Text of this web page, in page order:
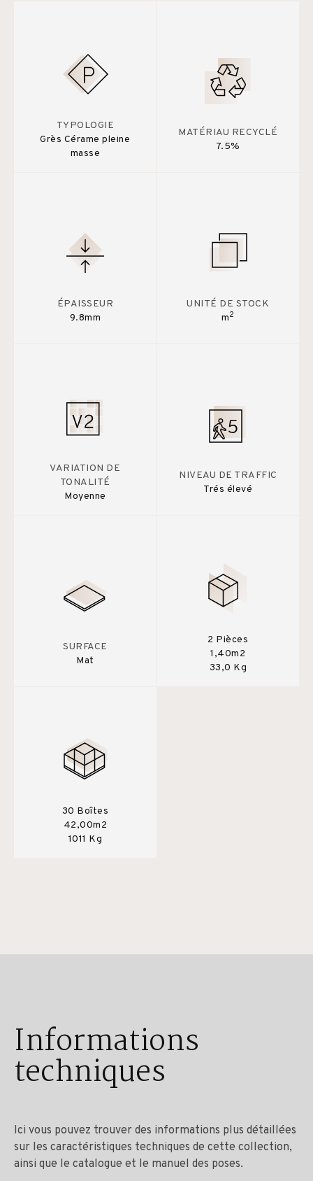
TYPOLOGIE
Grès Cérame pleine
masse
MATÉRIAU RECYCLÉ
7.5%
ÉPAISSEUR
9.8mm
UNITÉ DE STOCK
m2
VARIATION DE
TONALITÉ
Moyenne
NIVEAU DE TRAFFIC
Trés élevé
SURFACE
Mat
2 Pièces
1,40m2
33,0 Kg
30 Boîtes
42,00m2
1011 Kg
Informations
techniques
Ici vous pouvez trouver des informations plus détaillées
sur les caractéristiques techniques de cette collection,
ainsi que le catalogue et le manuel des poses.